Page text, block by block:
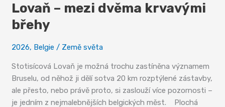
Lovaň – mezi dvěma krvavými
břehy
2026, Belgie / Země světa
Stotisícová Lovaň je možná trochu zastíněna významem
Bruselu, od něhož ji dělí sotva 20 km rozptýlené zástavby,
ale přesto, nebo právě proto, si zaslouží více pozornosti –
je jedním z nejmalebnějších belgických měst. Plochá